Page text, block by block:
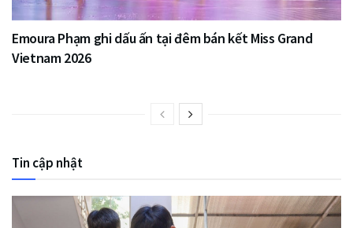
Emoura Phạm ghi dấu ấn tại đêm bán kết Miss Grand
Vietnam 2026
Tin cập nhật